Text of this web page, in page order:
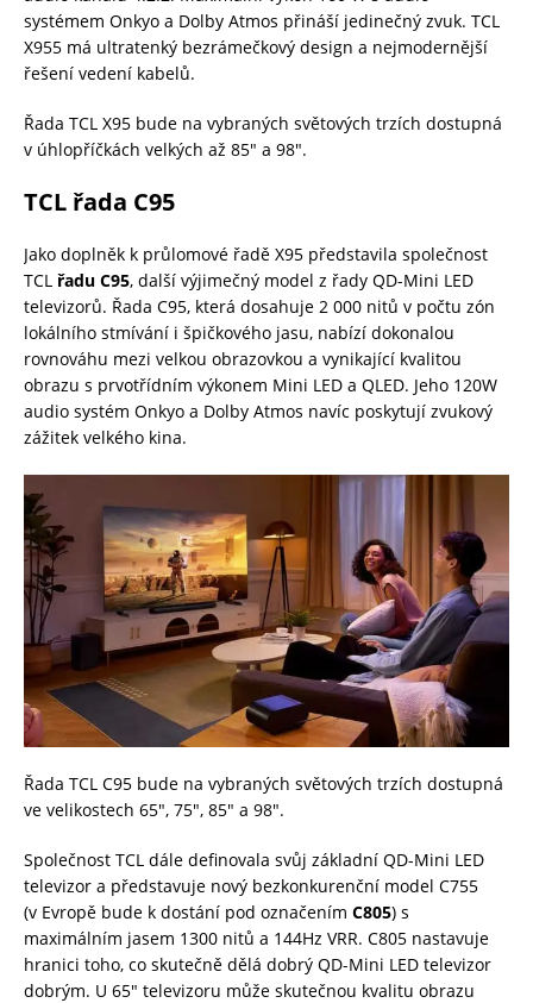
systémem Onkyo a Dolby Atmos přináší jedinečný zvuk. TCL
X955 má ultratenký bezrámečkový design a nejmodernější
řešení vedení kabelů.
Řada TCL X95 bude na vybraných světových trzích dostupná
v úhlopříčkách velkých až 85″ a 98″.
TCL řada C95
Jako doplněk k průlomové řadě X95 představila společnost
TCL řadu C95, další výjimečný model z řady QD-Mini LED
televizorů. Řada C95, která dosahuje 2 000 nitů v počtu zón
lokálního stmívání i špičkového jasu, nabízí dokonalou
rovnováhu mezi velkou obrazovkou a vynikající kvalitou
obrazu s prvotřídním výkonem Mini LED a QLED. Jeho 120W
audio systém Onkyo a Dolby Atmos navíc poskytují zvukový
zážitek velkého kina.
Řada TCL C95 bude na vybraných světových trzích dostupná
ve velikostech 65″, 75″, 85″ a 98″.
Společnost TCL dále definovala svůj základní QD-Mini LED
televizor a představuje nový bezkonkurenční model C755
(v Evropě bude k dostání pod označením C805) s
maximálním jasem 1300 nitů a 144Hz VRR. C805 nastavuje
hranici toho, co skutečně dělá dobrý QD-Mini LED televizor
dobrým. U 65″ televizoru může skutečnou kvalitu obrazu